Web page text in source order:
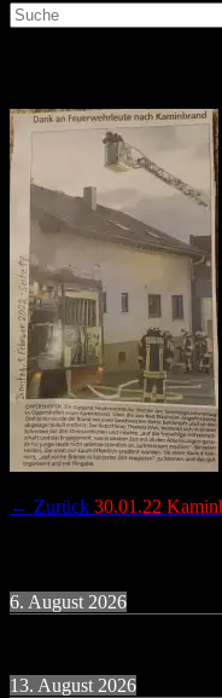
Suche
nach:
← Zurück Vorheriger
30.01.22
6. August 2026
13. August 2026